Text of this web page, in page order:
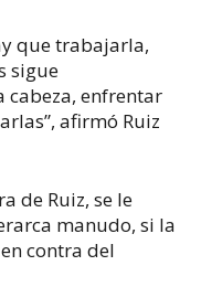
que trabajarla,
sigue
cabeza, enfrentar
afirmó Ruiz
de Ruiz, se le
manudo, si la
contra del